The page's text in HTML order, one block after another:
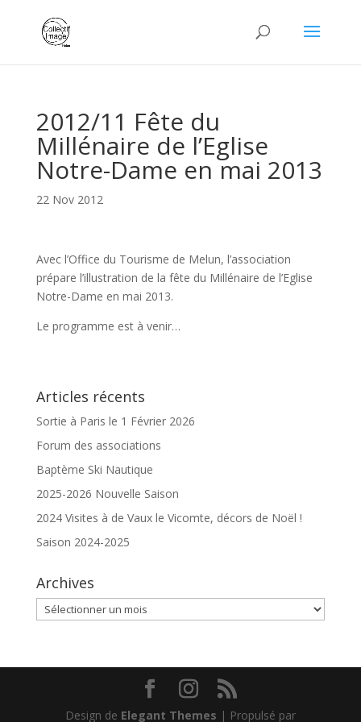
2012/11 Fête du
Millénaire de l’Eglise
Notre-Dame en mai 2013
22 Nov 2012
Avec l’Office du Tourisme de Melun, l’association
prépare l’illustration de la fête du Millénaire de l’Eglise
Notre-Dame en mai 2013.
Le programme est à venir…
Articles récents
Sortie à Paris le 1 Février 2026
Forum des associations
Baptème Ski Nautique
2025-2026 Nouvelle Saison
2024 Visites à de Vaux le Vicomte, décors de Noël !
Saison 2024-2025
Archives
Archives
Design de Elegant Themes | Propulsé par